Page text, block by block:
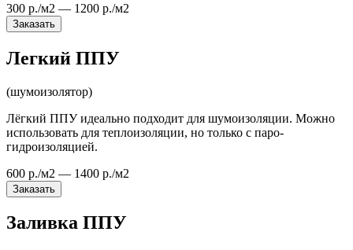
300 р./м2 — 1200 р./м2
Заказать
Легкий ППУ
(шумоизолятор)
Лёгкий ППУ идеально подходит для шумоизоляции. Можно
использовать для теплоизоляции, но только с паро-
гидроизоляцией.
600 р./м2 — 1400 р./м2
Заказать
Заливка ППУ